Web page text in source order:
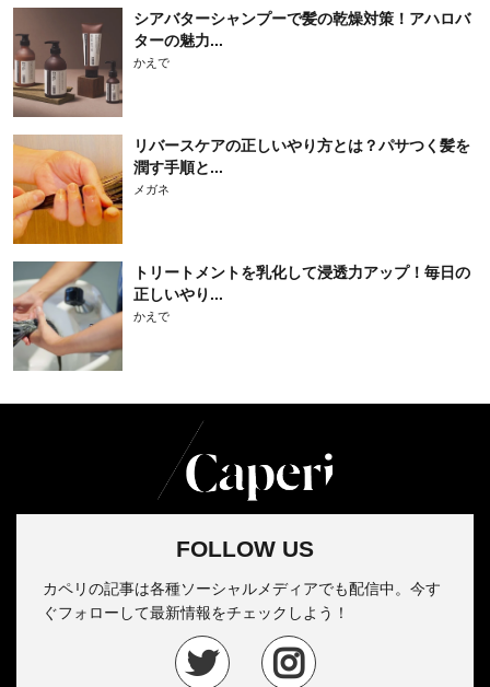
シアバターシャンプーで髪の乾燥対策！アハロバ
ターの魅力...
かえで
リバースケアの正しいやり方とは？パサつく髪を
潤す手順と...
メガネ
トリートメントを乳化して浸透力アップ！毎日の
正しいやり...
かえで
FOLLOW US
カペリの記事は各種ソーシャルメディアでも配信中。今す
ぐフォローして最新情報をチェックしよう！